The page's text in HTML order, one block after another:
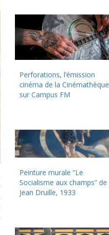
Perforations, l’émission
cinéma de la Cinémathèque
sur Campus FM
Peinture murale “Le
Socialisme aux champs” de
Jean Druille, 1933